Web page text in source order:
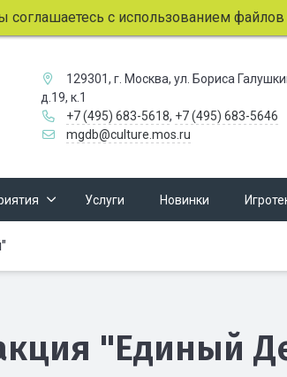
с использованием файлов
129301, г. Москва, ул. Бориса
д.19, к.1
+7 (495) 683-5618, +7 (495) 683-5646
mgdb@culture.mos.ru
Услуги Новинки
"Единый